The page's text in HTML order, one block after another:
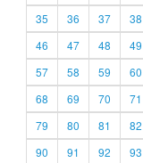
35
36 37 38
46
47 48 49
57
58 59 60
68
69 70 71
79
80 81 82
90
91 92 93